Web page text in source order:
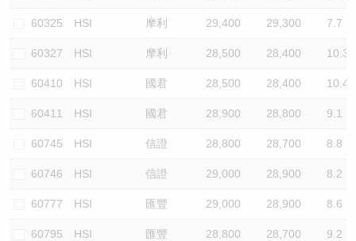
60325 HSI 摩利 29,400 29,300 7.7
60327 HSI 摩利 28,500 28,400 10.3
60410 HSI 國君 28,500 28,400 10.4
60411 HSI 國君 28,900 28,800 9.1
60745 HSI 信證 28,800 28,700 8.8
60746 HSI 信證 29,000 28,900 8.2
60777 HSI 匯豐 29,000 28,900 8.6
60795 HSI 匯豐 28,800 28,700 9.2